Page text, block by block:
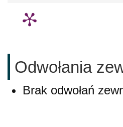
Odwołania
Brak odwołań